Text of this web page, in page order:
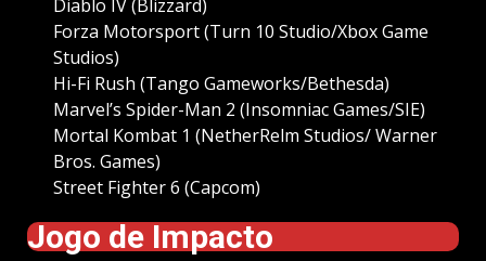
Diablo IV (Blizzard)
Forza Motorsport (Turn 10 Studio/Xbox Game
Studios)
Hi-Fi Rush (Tango Gameworks/Bethesda)
Marvel’s Spider-Man 2 (Insomniac Games/SIE)
Mortal Kombat 1 (NetherRelm Studios/ Warner
Bros. Games)
Street Fighter 6 (Capcom)
Jogo de Impacto